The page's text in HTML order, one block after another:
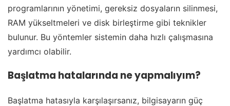
programlarının yönetimi, gereksiz dosyaların silinmesi,
RAM yükseltmeleri ve disk birleştirme gibi teknikler
bulunur. Bu yöntemler sistemin daha hızlı çalışmasına
yardımcı olabilir.
Başlatma hatalarında ne yapmalıyım?
Başlatma hatasıyla karşılaşırsanız, bilgisayarın güç